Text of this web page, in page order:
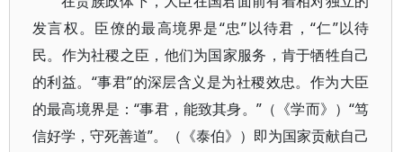
发言权。臣僚的最高境界是“忠”以待君，“仁”以待
民。作为社稷之臣，他们为国家服务，肯于牺牲自己
的利益。“事君”的深层含义是为社稷效忠。作为大臣
的最高境界是：“事君，能致其身。”（《学而》）“笃
信好学，守死善道”。（《泰伯》）即为国家贡献自己